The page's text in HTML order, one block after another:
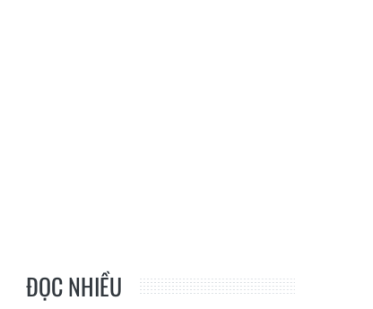
ĐỌC NHIỀU